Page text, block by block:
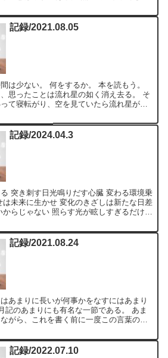
記録/2021.08.05
は少ない。 何をするか。 本を読もう。
思ったことは流れ星の如く消え去る。 そ
て寝転がり、空を見ていたら流れ星が流
記録/2024.04.3
突き刺す日光鳴りだす心臓 変わる環境乗
は未来に生かせ 変化のきざしは新たな日差
からじゃない 照らす光が眩しすぎるだけじ
記録/2021.08.24
あまりに長いが何事かをなすにはあまり
記のあまりにも有名な一節である。 あま
がら、これを書く前に一度この言葉の出
記録/2022.07.10